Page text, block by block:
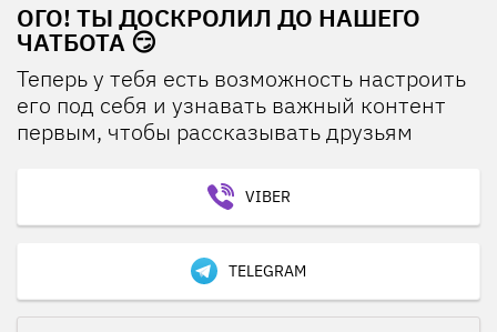
ОГО! ТЫ ДОСКРОЛИЛ ДО НАШЕГО
ЧАТБОТА 😏
Теперь у тебя есть возможность настроить
его под себя и узнавать важный контент
первым, чтобы рассказывать друзьям
VIBER
TELEGRAM